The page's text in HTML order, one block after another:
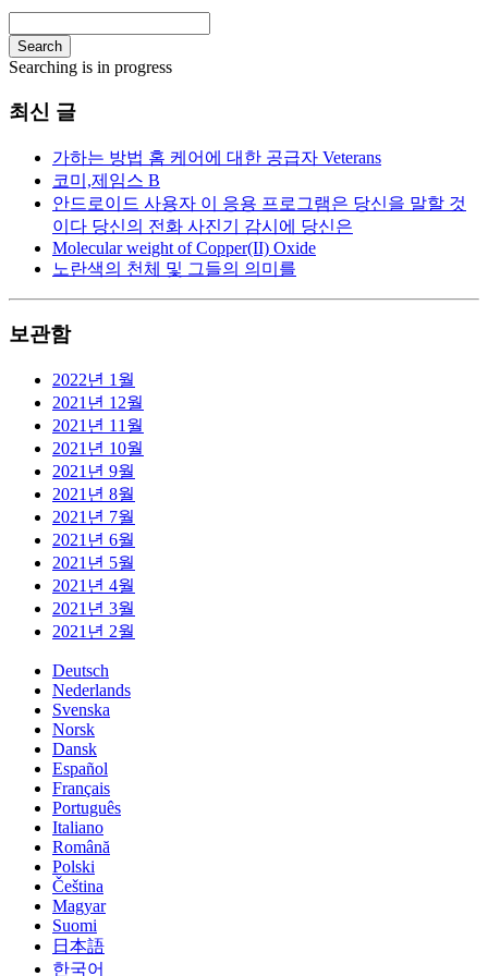
Search
Searching is in progress
최신 글
가하는 방법 홈 케어에 대한 공급자 Veterans
코미,제임스 B
안드로이드 사용자 이 응용 프로그램은 당신을 말할 것
이다 당신의 전화 사진기 감시에 당신은
Molecular weight of Copper(II) Oxide
노란색의 천체 및 그들의 의미를
보관함
2022년 1월
2021년 12월
2021년 11월
2021년 10월
2021년 9월
2021년 8월
2021년 7월
2021년 6월
2021년 5월
2021년 4월
2021년 3월
2021년 2월
Deutsch
Nederlands
Svenska
Norsk
Dansk
Español
Français
Português
Italiano
Română
Polski
Čeština
Magyar
Suomi
日本語
한국어